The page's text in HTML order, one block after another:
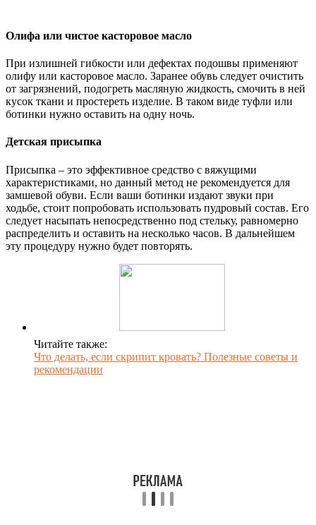
Олифа или чистое касторовое масло
При излишней гибкости или дефектах подошвы применяют
олифу или касторовое масло. Заранее обувь следует очистить
от загрязнений, подогреть масляную жидкость, смочить в ней
кусок ткани и простереть изделие. В таком виде туфли или
ботинки нужно оставить на одну ночь.
Детская присыпка
Присыпка – это эффективное средство с вяжущими
характеристиками, но данный метод не рекомендуется для
замшевой обуви. Если ваши ботинки издают звуки при
ходьбе, стоит попробовать использовать пудровый состав. Его
следует насыпать непосредственно под стельку, равномерно
распределить и оставить на несколько часов. В дальнейшем
эту процедуру нужно будет повторять.
Читайте также:
Что делать, если скрипит кровать? Полезные советы и
рекомендации